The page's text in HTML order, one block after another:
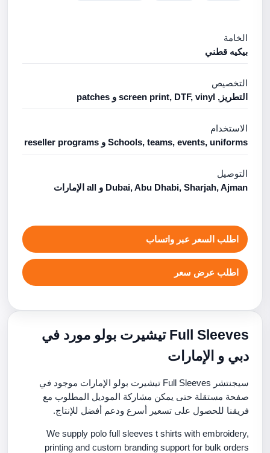
الخامة
بيكيه قطني
التخصيص
التطريز, screen print, DTF, vinyl و patches
الاستخدام
Schools, teams, events, uniforms و reseller programs
التوصيل
Dubai, Abu Dhabi, Sharjah, Ajman و all الإمارات
اطلب السعر عبر واتساب
اطلب عرض سعر
Full Sleeves تيشيرت بولو مورد في
دبي و الإمارات
سيجنتشر Full Sleeves تيشيرت بولو الإمارات موجود في
صفحة مستقلة حتى يمكن مشاركة الموديل المطلوب مع
فريقنا للحصول على تسعير أسرع ودعم أفضل للإنتاج.
We supply polo full sleeves t shirts with embroidery,
printing and custom branding support for bulk orders